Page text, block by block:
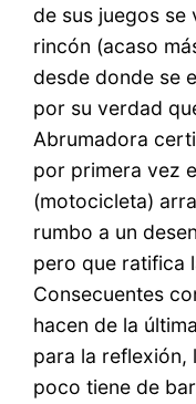
de sus juegos se
rincón (acaso
desde donde se
por su verdad
Abrumadora
por primera vez
(motocicleta)
rumbo a un
pero que ratifica
Consecuentes
hacen de la
para la reflexión,
poco tiene de